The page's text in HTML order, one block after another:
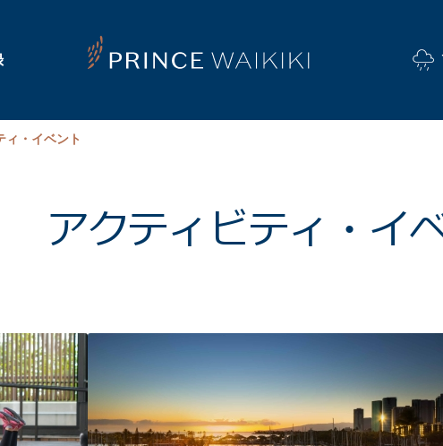
ィ・イベント
アクティビティ・イ